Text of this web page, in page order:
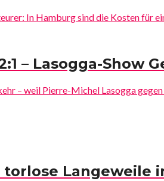
In Hamburg sind die Kosten für
– Lasogga-Show
– weil Pierre-Michel Lasogga
torlose Langeweile